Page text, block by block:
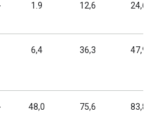
1.9 12,6 24,6
6,4 36,3 47,9
48,0 75,6 83,8